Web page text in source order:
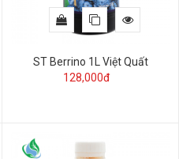
ST Berrino 1L Việt Quất
128,000đ